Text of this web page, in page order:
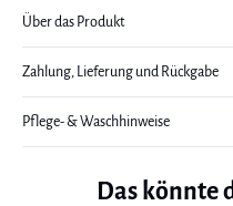
Über das Produkt
Zahlung, Lieferung und Rückgabe
Pflege- & Waschhinweise
Das könnte